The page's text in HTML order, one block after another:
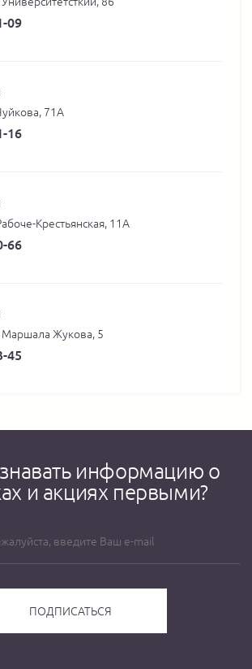
09
71А
16
Крестьянская, 11А
66
Маршала Жукова, 5
45
информацию о
и акциях первыми?